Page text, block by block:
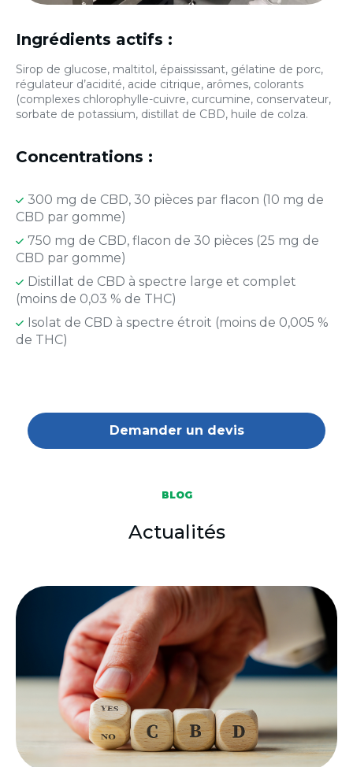
Ingrédients actifs :
Sirop de glucose, maltitol, épaississant, gélatine de porc,
régulateur d’acidité, acide citrique, arômes, colorants
(complexes chlorophylle-cuivre, curcumine, conservateur,
sorbate de potassium, distillat de CBD, huile de colza.
Concentrations :
300 mg de CBD, 30 pièces par flacon (10 mg de
CBD par gomme)
750 mg de CBD, flacon de 30 pièces (25 mg de
CBD par gomme)
Distillat de CBD à spectre large et complet
(moins de 0,03 % de THC)
Isolat de CBD à spectre étroit (moins de 0,005 %
de THC)
Demander un devis
BLOG
Actualités